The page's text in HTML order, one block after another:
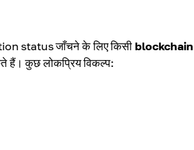
status जाँचने के लिए किसीblockchain
कुछ लोकप्रिय विकल्प: